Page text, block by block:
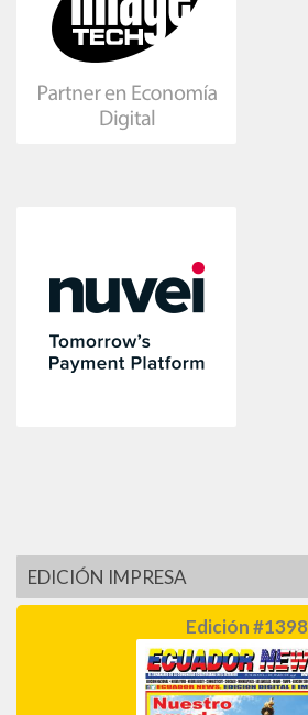
EDICIÓN IMPRESA
Edición #1398